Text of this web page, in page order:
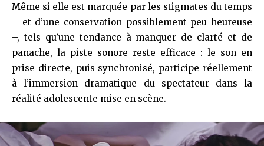
Même si elle est marquée par les stigmates du temps
– et d’une conservation possiblement peu heureuse
–, tels qu’une tendance à manquer de clarté et de
panache, la piste sonore reste efficace : le son en
prise directe, puis synchronisé, participe réellement
à l’immersion dramatique du spectateur dans la
réalité adolescente mise en scène.